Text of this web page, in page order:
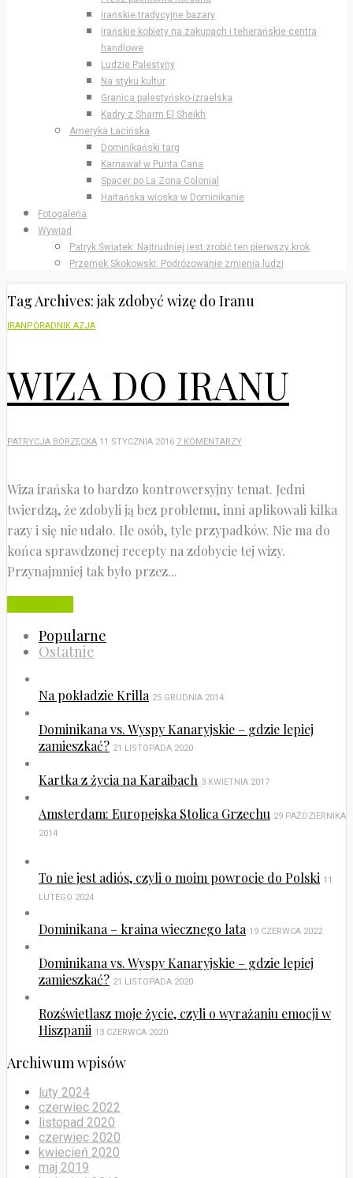
Irańskie tradycyjne bazary
Irańskie kobiety na zakupach i teherańskie centra
handlowe
Ludzie Palestyny
Na styku kultur
Granica palestyńsko-izraelska
Kadry z Sharm El Sheikh
Ameryka Łacińska
Dominikański targ
Karnawał w Punta Cana
Spacer po La Zona Colonial
Haitańska wioska w Dominikanie
Fotogaleria
Wywiad
Patryk Świątek: Najtrudniej jest zrobić ten pierwszy krok
Przemek Skokowski: Podróżowanie zmienia ludzi
Tag Archives: jak zdobyć wizę do Iranu
IRANPORADNIK AZJA
WIZA DO IRANU
PATRYCJA BORZĘCKA 11 STYCZNIA 2016 7 KOMENTARZY
Wiza irańska to bardzo kontrowersyjny temat. Jedni
twierdzą, że zdobyli ją bez problemu, inni aplikowali kilka
razy i się nie udało. Ile osób, tyle przypadków. Nie ma do
końca sprawdzonej recepty na zdobycie tej wizy.
Przynajmniej tak było przez...
Popularne
Ostatnie
Na pokładzie Krilla 25 GRUDNIA 2014
Dominikana vs. Wyspy Kanaryjskie – gdzie lepiej
zamieszkać? 21 LISTOPADA 2020
Kartka z życia na Karaibach 3 KWIETNIA 2017
Amsterdam: Europejska Stolica Grzechu 29 PAŹDZIERNIKA
2014
To nie jest adiós, czyli o moim powrocie do Polski 11
LUTEGO 2024
Dominikana – kraina wiecznego lata 19 CZERWCA 2022
Dominikana vs. Wyspy Kanaryjskie – gdzie lepiej
zamieszkać? 21 LISTOPADA 2020
Rozświetlasz moje życie, czyli o wyrażaniu emocji w
Hiszpanii 13 CZERWCA 2020
Archiwum wpisów
luty 2024
czerwiec 2022
listopad 2020
czerwiec 2020
kwiecień 2020
maj 2019